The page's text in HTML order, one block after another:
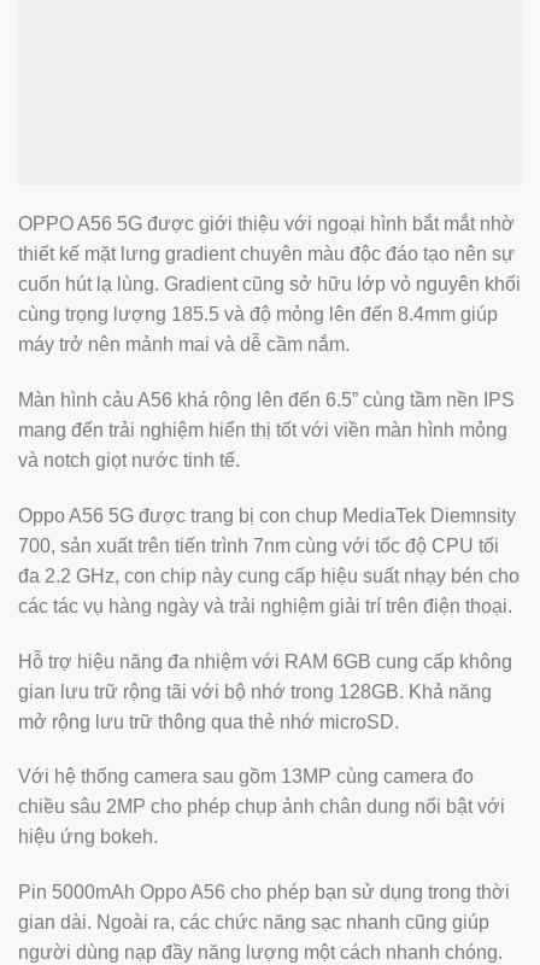
OPPO A56 5G được giới thiệu với ngoại hình bắt mắt nhờ
thiết kế mặt lưng gradient chuyên màu độc đáo tạo nên sự
cuốn hút lạ lùng. Gradient cũng sở hữu lớp vỏ nguyên khối
cùng trọng lượng 185.5 và độ mỏng lên đến 8.4mm giúp
máy trở nên mảnh mai và dễ cầm nắm.
Màn hình cảu A56 khá rộng lên đến 6.5” cùng tầm nền IPS
mang đến trải nghiệm hiển thị tốt với viền màn hình mỏng
và notch giọt nước tinh tế.
Oppo A56 5G được trang bị con chup MediaTek Diemnsity
700, sản xuất trên tiến trình 7nm cùng với tốc độ CPU tối
đa 2.2 GHz, con chip này cung cấp hiệu suất nhạy bén cho
các tác vụ hàng ngày và trải nghiệm giải trí trên điện thoại.
Hỗ trợ hiệu năng đa nhiệm với RAM 6GB cung cấp không
gian lưu trữ rộng tãi với bộ nhớ trong 128GB. Khả năng
mở rộng lưu trữ thông qua thẻ nhớ microSD.
Với hệ thống camera sau gồm 13MP cùng camera đo
chiều sâu 2MP cho phép chụp ảnh chân dung nổi bật với
hiệu ứng bokeh.
Pin 5000mAh Oppo A56 cho phép bạn sử dụng trong thời
gian dài. Ngoài ra, các chức năng sạc nhanh cũng giúp
người dùng nạp đầy năng lượng một cách nhanh chóng.